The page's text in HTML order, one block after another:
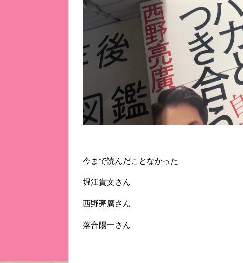
今まで読んだことなかった
堀江貴文さん
西野亮廣さん
落合陽一さん